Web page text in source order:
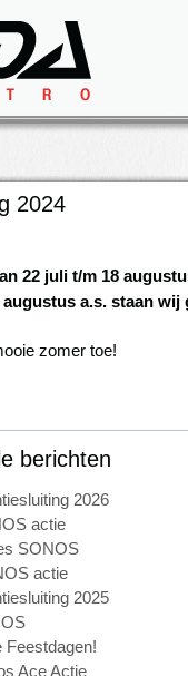
2024
22 juli t/m 18
augustus a.s. staan
zomer toe!
berichten
2026
actie
SONOS
actie
2025
Feestdagen!
Ace Actie